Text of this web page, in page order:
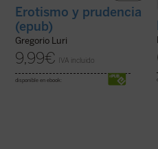
Erotismo y prudencia
(epub)
Gregorio Luri
9,99€ IVA incluido
disponible en ebook: